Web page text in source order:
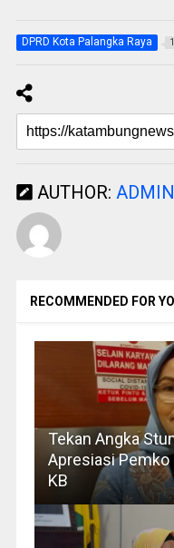
DPRD Kota Palangka Raya
AUTHOR:
RECOMMENDED FOR
Tekan Angka
Apresiasi Pemko
KB